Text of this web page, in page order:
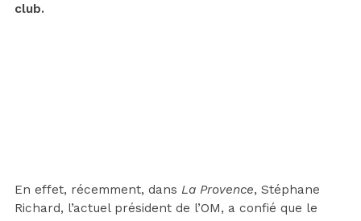
club.
En effet, récemment, dans La Provence, Stéphane
Richard, l’actuel président de l’OM, a confié que le